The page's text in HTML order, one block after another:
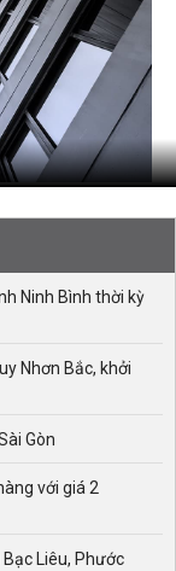
Ninh Bình thời kỳ
Nhơn Bắc, khởi
Gòn
với giá 2
Liêu, Phước